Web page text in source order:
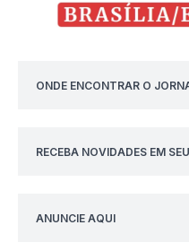
ONDE ENCONTRAR O
RECEBA NOVIDADES EM
ANUNCIE AQUI